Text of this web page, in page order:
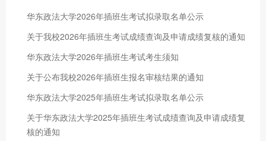
华东政法大学2026年插班生考试拟录取名单公示
关于我校2026年插班生考试成绩查询及申请成绩复核的通知
华东政法大学2026年插班生考试考生须知
关于公布我校2026年插班生报名审核结果的通知
华东政法大学2025年插班生考试拟录取名单公示
关于华东政法大学2025年插班生考试成绩查询及申请成绩复
核的通知